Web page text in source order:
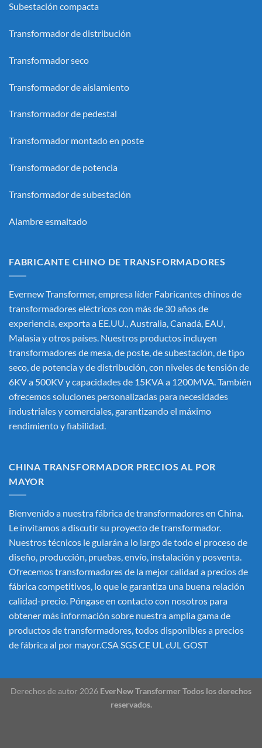
Subestación compacta
Transformador de distribución
Transformador seco
Transformador de aislamiento
Transformador de pedestal
Transformador montado en poste
Transformador de potencia
Transformador de subestación
Alambre esmaltado
FABRICANTE CHINO DE TRANSFORMADORES
Evernew Transformer, empresa líder Fabricantes chinos de
transformadores eléctricoscon más de 30 años de
experiencia, exporta a EE.UU., Australia, Canadá, EAU,
Malasia y otros países. Nuestros productos incluyen
transformadores de mesa, de poste, de subestación, de tipo
seco, de potencia y de distribución, con niveles de tensión de
6KV a 500KV y capacidades de 15KVA a 1200MVA. También
ofrecemos soluciones personalizadas para necesidades
industriales y comerciales, garantizando el máximo
rendimiento y fiabilidad.
CHINA TRANSFORMADOR PRECIOS AL POR
MAYOR
Bienvenido a nuestra fábrica de transformadores en China.
Le invitamos a discutir su proyecto de transformador.
Nuestros técnicos le guiarán a lo largo de todo el proceso de
diseño, producción, pruebas, envío, instalación y posventa.
Ofrecemos transformadores de la mejor calidad a precios de
fábrica competitivos, lo que le garantiza una buena relación
calidad-precio. Póngase en contacto con nosotros para
obtener más información sobre nuestra amplia gama de
productos de transformadores, todos disponibles a precios
de fábrica al por mayor.CSA SGS CE UL cUL GOST
Derechos de autor 2026 EverNew Transformer Todos los derechos
reservados.